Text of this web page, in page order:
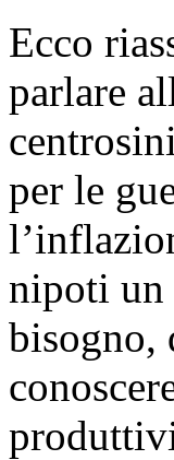
Ecco
parlare
per le
nipoti un
bisogno,